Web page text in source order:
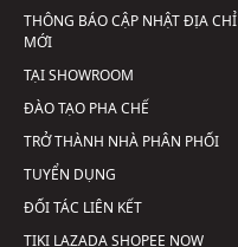
THÔNG BÁO CẬP NHẬT ĐỊA CHỈ
MỚI
TẠI SHOWROOM
ĐÀO TẠO PHA CHẾ
TRỞ THÀNH NHÀ PHÂN PHỐI
TUYỂN DỤNG
ĐỐI TÁC LIÊN KẾT
TIKI LAZADASHOPEE NOW